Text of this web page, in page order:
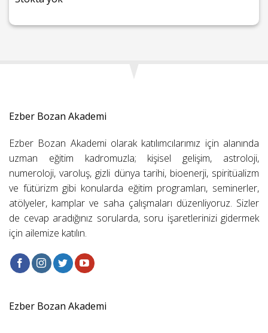
Ezber Bozan Akademi
Ezber Bozan Akademi olarak katılımcılarımız için alanında
uzman eğitim kadromuzla; kişisel gelişim, astroloji,
numeroloji, varoluş, gizli dünya tarihi, bioenerji, spiritüalizm
ve fütürizm gibi konularda eğitim programları, seminerler,
atölyeler, kamplar ve saha çalışmaları düzenliyoruz. Sizler
de cevap aradığınız sorularda, soru işaretlerinizi gidermek
için ailemize katılın.
Ezber Bozan Akademi